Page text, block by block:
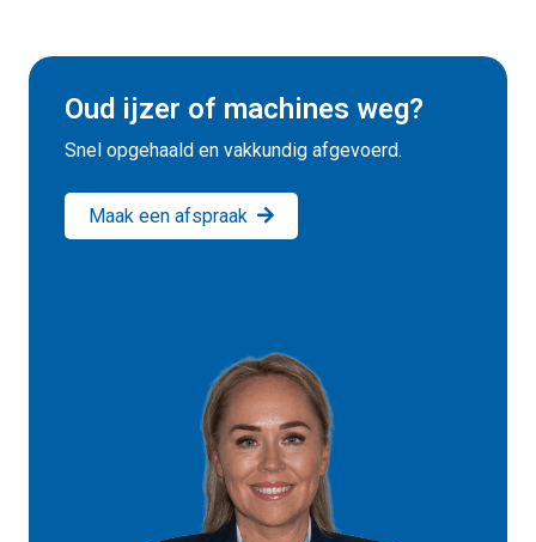
Oud ijzer of machines weg?
Snel opgehaald en vakkundig afgevoerd.
Maak een afspraak